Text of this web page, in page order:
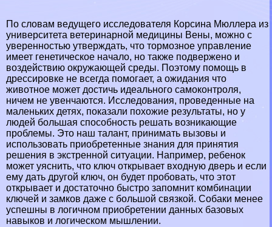
По словам ведущего исследователя Корсина Мюллера из
университета ветеринарной медицины Вены, можно с
уверенностью утверждать, что тормозное управление
имеет генетическое начало, но также подвержено и
воздействию окружающей среды. Поэтому помощь в
дрессировке не всегда помогает, а ожидания что
животное может достичь идеального самоконтроля,
ничем не увенчаются. Исследования, проведенные на
маленьких детях, показали похожие результаты, но у
людей большая способность решать возникающие
проблемы. Это наш талант, принимать вызовы и
использовать приобретенные знания для принятия
решения в экстренной ситуации. Например, ребенок
может уяснить, что ключ открывает входную дверь и если
ему дать другой ключ, он будет пробовать, что этот
открывает и достаточно быстро запомнит комбинации
ключей и замков даже с большой связкой. Собаки менее
успешны в логичном приобретении данных базовых
навыков и логическом мышлении.